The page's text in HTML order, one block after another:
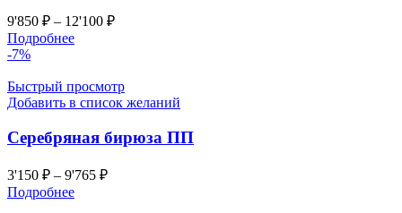
9'850 ₽ – 12'100 ₽
Подробнее
-7%
Быстрый просмотр
Добавить в список желаний
Серебряная бирюза ПП
3'150 ₽ – 9'765 ₽
Подробнее